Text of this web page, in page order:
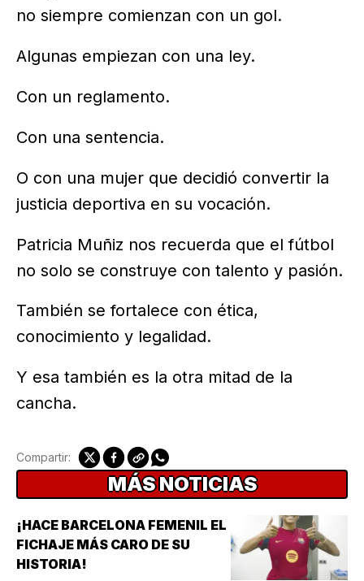
no siempre comienzan con un gol.
Algunas empiezan con una ley.
Con un reglamento.
Con una sentencia.
O con una mujer que decidió convertir la
justicia deportiva en su vocación.
Patricia Muñiz nos recuerda que el fútbol
no solo se construye con talento y pasión.
También se fortalece con ética,
conocimiento y legalidad.
Y esa también es la otra mitad de la
cancha.
Compartir:
MÁS NOTICIAS
¡HACE BARCELONA FEMENIL EL
FICHAJE MÁS CARO DE SU
HISTORIA!